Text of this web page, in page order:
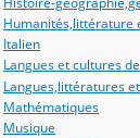
Humanités,littérature
Italien
Langues et cultures
Langues,littératures
Mathématiques
Musique